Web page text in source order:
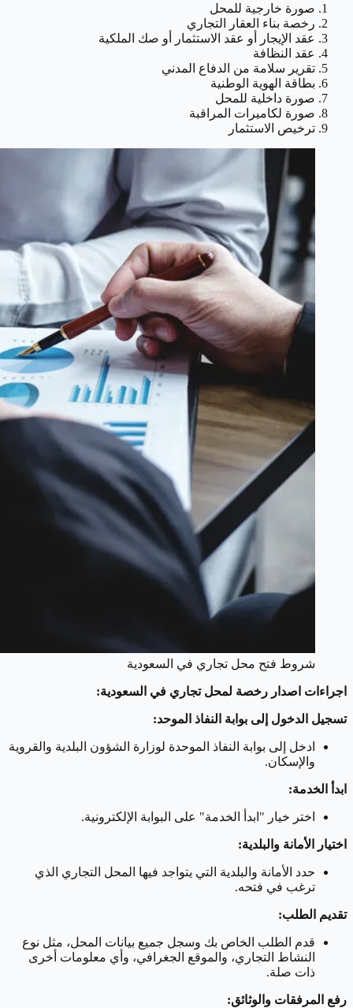
صورة خارجية للمحل
رخصة بناء العقار التجاري
عقد الإيجار أو عقد الاستثمار أو صك الملكية
عقد النظافة
تقرير سلامة من الدفاع المدني
بطاقة الهوية الوطنية
صورة داخلية للمحل
صورة لكاميرات المراقبة
ترخيص الاستثمار
شروط فتح محل تجاري في السعودية
اجراءات اصدار رخصة لمحل تجاري في السعودية:
تسجيل الدخول إلى بوابة النفاذ الموحد:
ادخل إلى بوابة النفاذ الموحدة لوزارة الشؤون البلدية والقروية
والإسكان.
ابدأ الخدمة:
اختر خيار "ابدأ الخدمة" على البوابة الإلكترونية.
اختيار الأمانة والبلدية:
حدد الأمانة والبلدية التي يتواجد فيها المحل التجاري الذي
ترغب في فتحه.
تقديم الطلب:
قدم الطلب الخاص بك وسجل جميع بيانات المحل، مثل نوع
النشاط التجاري، والموقع الجغرافي، وأي معلومات أخرى
ذات صلة.
رفع المرفقات والوثائق: